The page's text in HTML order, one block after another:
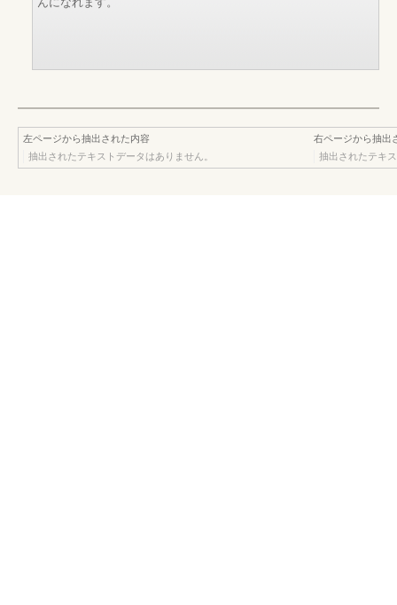
左ページから抽出された内容
抽出されたテキストデータはありません。
右ページから抽出
抽出されたテキ